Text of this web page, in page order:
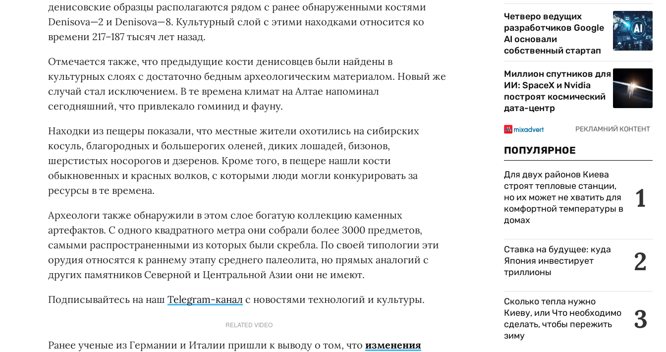
денисовские образцы располагаются рядом с ранее обнаруженными костями
Denisova—2 и Denisova—8. Культурный слой с этими находками относится ко
времени 217–187 тысяч лет назад.
Отмечается также, что предыдущие кости денисовцев были найдены в
культурных слоях с достаточно бедным археологическим материалом. Новый же
случай стал исключением. В те времена климат на Алтае напоминал
сегодняшний, что привлекало гоминид и фауну.
Находки из пещеры показали, что местные жители охотились на сибирских
косуль, благородных и большерогих оленей, диких лошадей, бизонов,
шерстистых носорогов и дзеренов. Кроме того, в пещере нашли кости
обыкновенных и красных волков, с которыми люди могли конкурировать за
ресурсы в те времена.
Археологи также обнаружили в этом слое богатую коллекцию каменных
артефактов. С одного квадратного метра они собрали более 3000 предметов,
самыми распространенными из которых были скребла. По своей типологии эти
орудия относятся к раннему этапу среднего палеолита, но прямых аналогий с
других памятников Северной и Центральной Азии они не имеют.
Подписывайтесь на наш Telegram-канал с новостями технологий и культуры.
RELATED VIDEO
Ранее ученые из Германии и Италии пришли к выводу о том, что изменения
Четверо ведущих
разработчиков Google
AI основали
собственный стартап
Миллион спутников для
ИИ: SpaceX и Nvidia
построят космический
дата-центр
ПОПУЛЯРНОЕ
1
Для двух районов Киева
строят тепловые станции,
но их может не хватить для
комфортной температуры в
домах
2
Ставка на будущее: куда
Япония инвестирует
триллионы
3
Сколько тепла нужно
Киеву, или Что необходимо
сделать, чтобы пережить
зиму